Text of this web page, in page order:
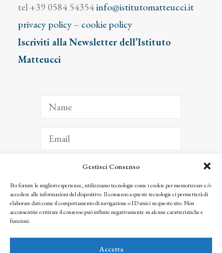
Gestisci Consenso
Per fornire le migliori esperienze, utilizziamo tecnologie come i cookie per memorizzare e/o
accedere alle informazioni del dispositivo. Il consenso a queste tecnologie ci permetterà di
elaborare dati come il comportamento di navigazione o ID unici su questo sito. Non
acconsentire o ritirare il consenso può influire negativamente su alcune caratteristiche e
funzioni.
Accetta
tel +39 0584 54354info@istitutomatteucci.it
privacy policy– cookie policy
Iscriviti alla Newsletter dell’Istituto
Matteucci
ISCRIVITI
Facendo clic per iscriverti, riconosci che le tue informazioni saranno trattate
seguendo la nostra Privacy Policy
© 2025 Istituto Matteucci. All right reserved
l’autorizzazione scritta dei proprietari dei diritti e dell’Istituto Matteucci